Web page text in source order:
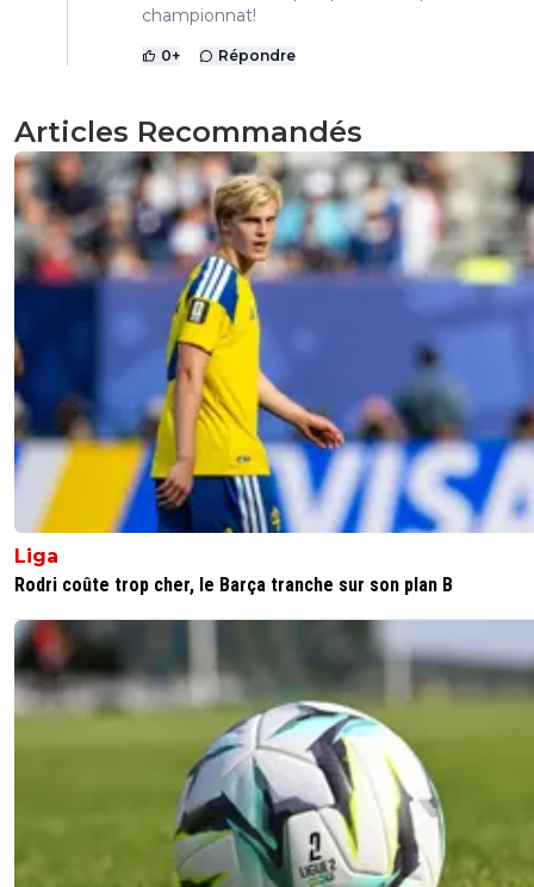
championnat!
0+ Répondre
Articles Recommandés
Liga
Rodri coûte trop cher, le Barça tranche sur son plan B